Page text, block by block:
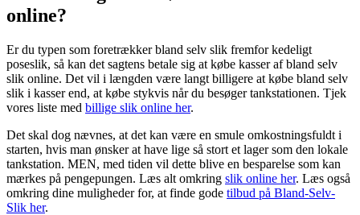
online?
Er du typen som foretrækker bland selv slik fremfor kedeligt
poseslik, så kan det sagtens betale sig at købe kasser af bland selv
slik online. Det vil i længden være langt billigere at købe bland selv
slik i kasser end, at købe stykvis når du besøger tankstationen. Tjek
vores liste med billige slik online her.
Det skal dog nævnes, at det kan være en smule omkostningsfuldt i
starten, hvis man ønsker at have lige så stort et lager som den lokale
tankstation. MEN, med tiden vil dette blive en besparelse som kan
mærkes på pengepungen. Læs alt omkring slik online her. Læs også
omkring dine muligheder for, at finde gode tilbud på Bland-Selv-
Slik her.